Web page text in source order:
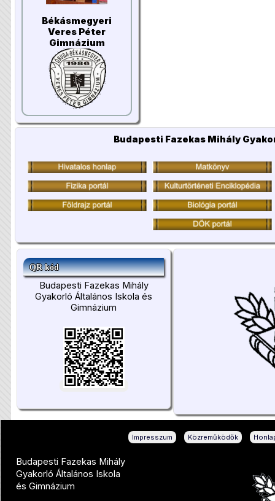
Békásmegyeri
Veres Péter
Gimnázium
Budapesti Fazekas Mihály
QR kód
Budapesti Fazekas Mihály
Gyakorló Általános Iskola és
Gimnázium
Impresszum Közreműködők
Budapesti Fazekas Mihály
Gyakorló Általános Iskola
és Gimnázium